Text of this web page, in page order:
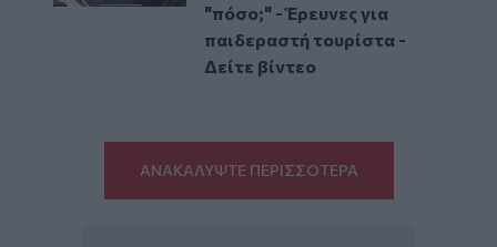
"πόσο;" - Έρευνες για
παιδεραστή τουρίστα -
Δείτε βίντεο
ΑΝΑΚΑΛΥΨΤΕ ΠΕΡΙΣΣΟΤΕΡΑ